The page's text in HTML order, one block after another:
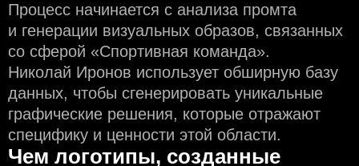
Процесс начинается с анализа промта
и генерации визуальных образов, связанных
со сферой «Спортивная команда».
Николай Иронов использует обширную базу
данных, чтобы сгенерировать уникальные
графические решения, которые отражают
специфику и ценности этой области.
Чем логотипы, созданные